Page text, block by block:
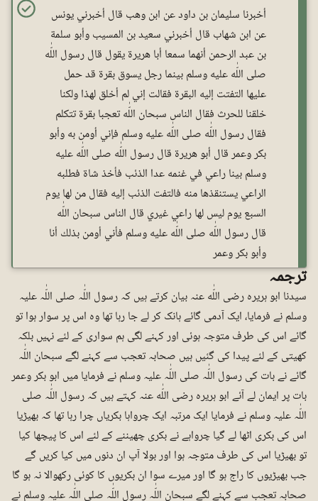
أخبرنا سليمان بن داود عن ابن وهب قال أخبرني يونس
عن ابن شهاب قال أخبرني سعيد بن المسيب وأبو سلمة
بن عبد الرحمن أنهما سمعا أبا هريرة يقول قال رسول اللّٰه
صلى اللّٰه عليه وسلم بينما رجل يسوق بقرة قد حمل
عليها التفتت إليه البقرة فقالت إني لم أخلق لهذا ولكنا
خلقنا للحرث فقال الناس سبحان اللّٰه تعجبا بقرة تتكلم
فقال رسول اللّٰه صلى اللّٰه عليه وسلم فإني أومن به وأبو
بكر وعمر قال أبو هريرة قال رسول اللّٰه صلى اللّٰه عليه
وسلم بينا راعي في غنمه عدا الذئب فأخذ شاة فطلبه
الراعي يستنقذها منه فالتفت الذئب إليه فقال من لها يوم
السبع يوم ليس لها راعي غيري قال الناس سبحان اللّٰه
قال رسول اللّٰه صلى اللّٰه عليه وسلم فأني أومن بذلك أنا
وأبو بكر وعمر
ترجمہ
سیدنا ابو ہریرہ رضی اللّٰه عنہ بیان کرتے ہیں کہ رسول اللّٰہ صلی اللّٰہ علیہ
وسلم نے فرمایا، ایک آدمی گائے ہانک کر لے جا رہا تھا وہ اس پر سوار ہوا تو
گائے اس کی طرف متوجہ ہوئی اور کہنے لگی ہم سواری کے لئے نہیں بلکہ
کھیتی کے لئے پیدا کی گئیں ہیں صحابہ تعجب سے کہنے لگے سبحان اللّٰہ
گائے نے بات کی رسول اللّٰہ صلی اللّٰہ علیہ وسلم نے فرمایا میں ابو بکر وعمر
بات پر ایمان لے آئے ابو ہریرہ رضی اللّٰه عنہ کہتے ہیں کہ رسول اللّٰہ صلی
اللّٰہ علیہ وسلم نے فرمایا ایک مرتبہ ایک چرواہا بکریاں چرا رہا تھا کہ بھیڑیا
اس کی بکری اٹھا لے گیا چرواہے نے بکری چھیننے کے لئے اس کا پیچھا کیا
تو بھیڑیا اس کی طرف متوجہ ہوا اور بولا آپ ان دنوں میں کیا کریں گے
جب بھیڑیوں کا راج ہو گا اور میرے سوا ان بکریوں کا کوئی رکھوالا نہ ہو گا
صحابہ تعجب سے کہنے لگے سبحان اللّٰہ رسول اللّٰہ صلی اللّٰہ علیہ وسلم نے